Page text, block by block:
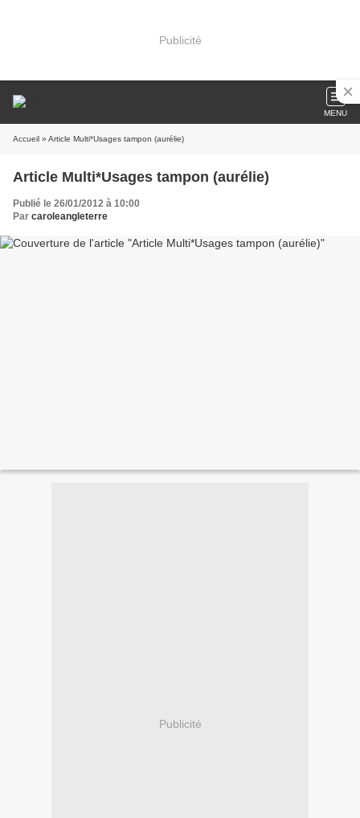
Publicité
MENU
Accueil » Article Multi*Usages tampon (aurélie)
Article Multi*Usages tampon (aurélie)
Publié le 26/01/2012 à 10:00
Par caroleangleterre
Publicité